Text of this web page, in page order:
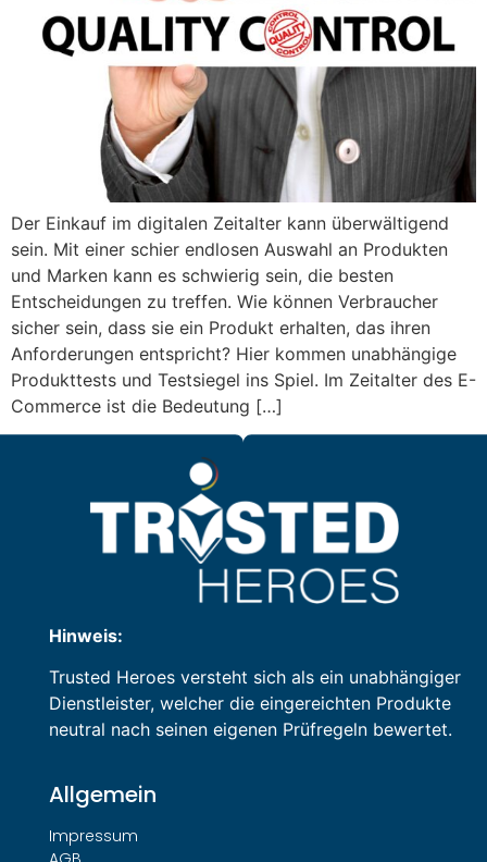
Der Einkauf im digitalen Zeitalter kann überwältigend
sein. Mit einer schier endlosen Auswahl an Produkten
und Marken kann es schwierig sein, die besten
Entscheidungen zu treffen. Wie können Verbraucher
sicher sein, dass sie ein Produkt erhalten, das ihren
Anforderungen entspricht? Hier kommen unabhängige
Produkttests und Testsiegel ins Spiel. Im Zeitalter des E-
Commerce ist die Bedeutung […]
Hinweis:
Trusted Heroes versteht sich als ein unabhängiger
Dienstleister, welcher die eingereichten Produkte
neutral nach seinen eigenen Prüfregeln bewertet.
Allgemein
Impressum